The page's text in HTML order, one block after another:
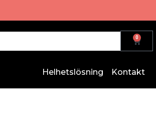
0
Helhetslösning Kontakt